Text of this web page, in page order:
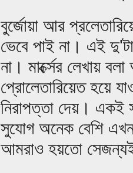
বুর্জোয়া আর
ভেবে পাই না। এই
না। মার্ক্সের লেখায়
প্রোলেতারিয়েত হয়ে
নিরাপত্তা দেয়। একই
সুযোগ অনেক বেশি
আমরাও হয়তো সেজন্যই